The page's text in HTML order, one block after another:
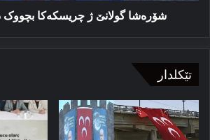
شۆره‌شا گولانێ ژ چریسکه‌کا
تێکلدار